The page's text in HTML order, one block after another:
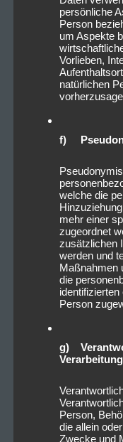
persönliche
Person
um Aspekte
Vorlieben,
natürlichen
f)
welche die
mehr einer
zugeordnet
zusätzlichen
werden und
Maßnahmen
die
Person
g)
Person,
die allein
Zwecke und